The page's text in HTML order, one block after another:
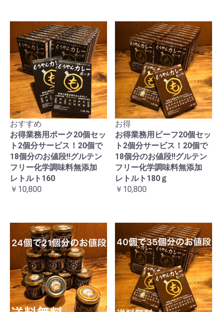
おすすめ
お得業務用ポーク20個セッ
ト2個分サービス！20個で
18個分のお値段!!グルテン
フリー化学調味料無添加
レトルト160
￥10,800
お得
お得業務用ビーフ20個セッ
ト2個分サービス！20個で
18個分のお値段!!グルテン
フリー化学調味料無添加
レトルト180ｇ
￥10,800